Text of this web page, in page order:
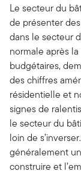
Le secteur du
de présenter
dans le secteur
normale après
budgétaires,
des chiffres
résidentielle et
signes de
le secteur du
loin de
généralement
construire et